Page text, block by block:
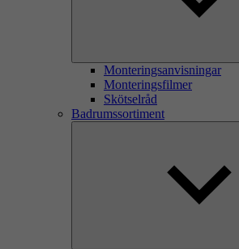
Monteringsanvisningar
Monteringsfilmer
Skötselråd
Badrumssortiment